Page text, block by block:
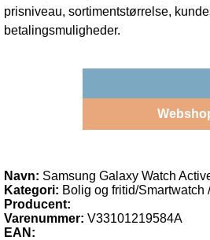
prisniveau, sortimentstørrelse,
betalingsmuligheder.
Navn: Samsung Galaxy Watch
Kategori: Bolig og fritid/Smartwatch
Producent:
Varenummer: V33101219584A
EAN: